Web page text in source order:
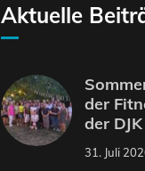
Aktuelle
der
der
31. Juli